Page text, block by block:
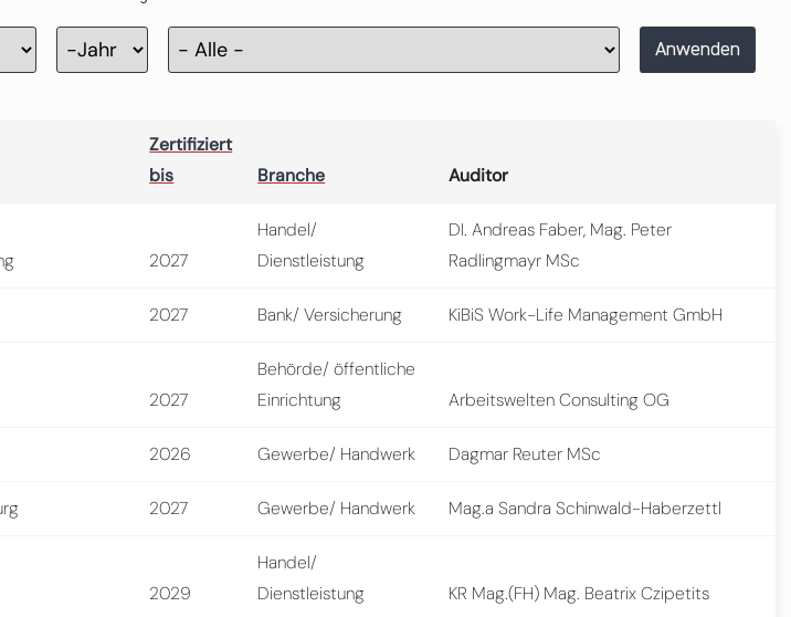
Zertifizierung
Jahr Anwenden
Zertifiziert
bis
Branche Auditor
2027
Handel/
Dienstleistung
DI. Andreas Faber, Mag. Peter
Radlingmayr MSc
2027 Bank/ Versicherung KiBiS Work-Life Management GmbH
2027
Behörde/ öffentliche
Einrichtung
Arbeitswelten Consulting OG
2026 Gewerbe/ Handwerk Dagmar Reuter MSc
2027 Gewerbe/ Handwerk Mag.a Sandra Schinwald-Haberzettl
2029
Handel/
Dienstleistung
KR Mag.(FH) Mag. Beatrix Czipetits